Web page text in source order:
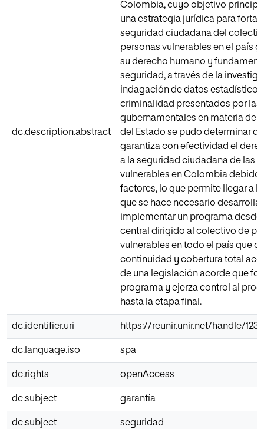
dc.description.abstract
Colombia, cuyo objetivo
una estrategia jurídica para
seguridad ciudadana del
personas vulnerables en el país
su derecho humano y
seguridad, a través de la
indagación de datos estadísticos
criminalidad presentados por las
gubernamentales en materia de
del Estado se pudo determinar
garantiza con efectividad el
a la seguridad ciudadana de las
vulnerables en Colombia debido
factores, lo que permite llegar a
que se hace necesario
implementar un programa desde
central dirigido al colectivo de
vulnerables en todo el país que
continuidad y cobertura total
de una legislación acorde que
programa y ejerza control al
hasta la etapa final.
dc.identifier.uri https://reunir.unir.net/handle/
dc.language.iso spa
dc.rights openAccess
dc.subject garantía
dc.subject seguridad